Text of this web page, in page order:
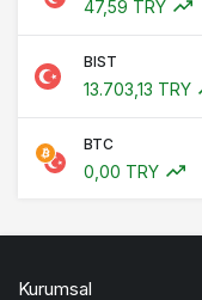
47,59 TRY
BIST
13.703,13 TRY
BTC
0,00 TRY
Kurumsal